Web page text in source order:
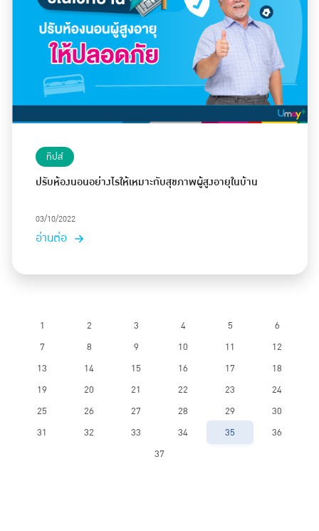
ทิปส์
ปรับห้องนอนอย่างไรให้เหมาะกับสุขภาพผู้สูงอายุในบ้าน
03/10/2022
อ่านต่อ
1 2 3 4 5
6
7
8 9 10 11
12
13
14 15 16 17
18
19
20 21 22 23
24
25
26 27 28 29
30
31
32 33 34 35
36
37